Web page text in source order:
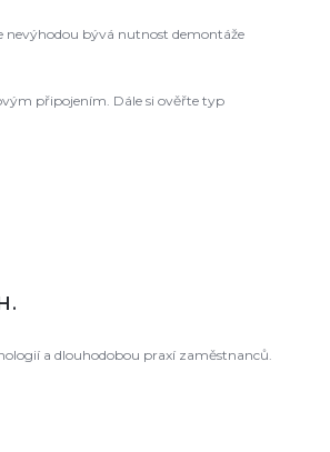
nevýhodou bývá nutnost demontáže
připojením. Dále si ověřte typ
a dlouhodobou praxí zaměstnanců.